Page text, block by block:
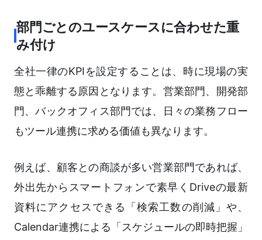
部門ごとのユースケースに合わせた重
み付け
全社一律のKPIを設定することは、時に現場の実
態と乖離する原因となります。営業部門、開発部
門、バックオフィス部門では、日々の業務フロー
もツール連携に求める価値も異なります。
例えば、顧客との商談が多い営業部門であれば、
外出先からスマートフォンで素早くDriveの最新
資料にアクセスできる「検索工数の削減」や、
Calendar連携による「スケジュールの即時把握」